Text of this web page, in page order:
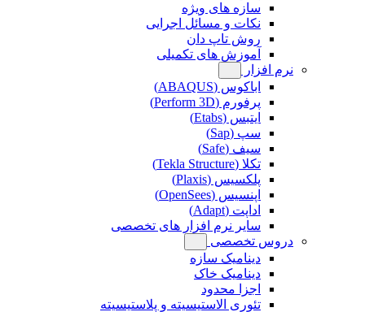
سازه های ویژه
نکات و مسائل اجرایی
روش تاپ دان
آموزش های تکمیلی
نرم افزار
اباکوس (ABAQUS)
پرفورم (Perform 3D)
ایتبس (Etabs)
سپ (Sap)
سیف (Safe)
تکلا (Tekla Structure)
پلکسیس (Plaxis)
اپنسیس (OpenSees)
اداپت (Adapt)
سایر نرم افزار های تخصصی
دروس تخصصی
دینامیک سازه
دینامیک خاک
اجزا محدود
تئوری الاستیسیته و پلاستیسیته